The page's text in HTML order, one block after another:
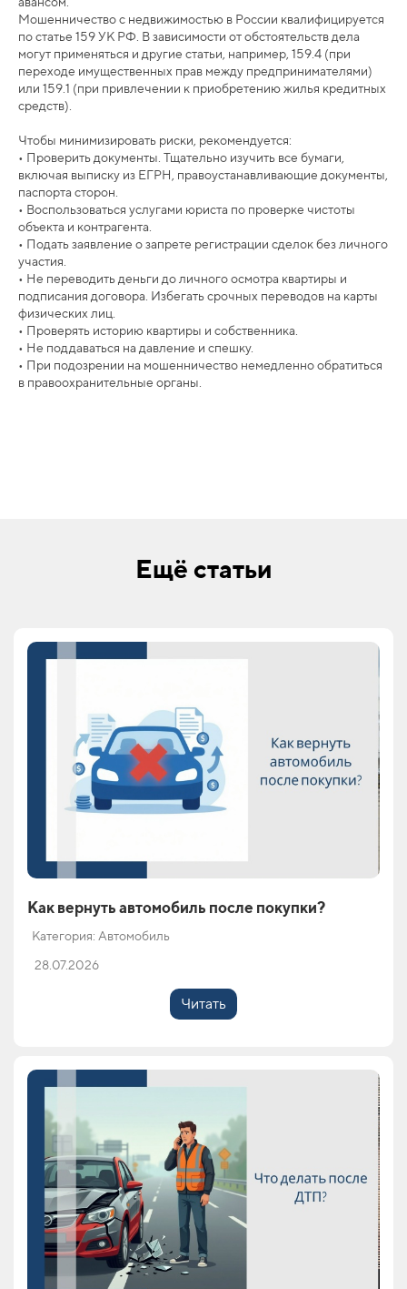
Мошенничество с недвижимостью в России квалифицируется
по статье 159 УК РФ. В зависимости от обстоятельств дела
могут применяться и другие статьи, например, 159.4 (при
переходе имущественных прав между предпринимателями)
или 159.1 (при привлечении к приобретению жилья кредитных
средств).
Чтобы минимизировать риски, рекомендуется:
• Проверить документы. Тщательно изучить все бумаги,
включая выписку из ЕГРН, правоустанавливающие документы,
паспорта сторон.
• Воспользоваться услугами юриста по проверке чистоты
объекта и контрагента.
• Подать заявление о запрете регистрации сделок без личного
участия.
• Не переводить деньги до личного осмотра квартиры и
подписания договора. Избегать срочных переводов на карты
физических лиц.
• Проверять историю квартиры и собственника.
• Не поддаваться на давление и спешку.
• При подозрении на мошенничество немедленно обратиться
в правоохранительные органы.
Ещё статьи
Как вернуть автомобиль после покупки?
Категория: Автомобиль
28.07.2026
Читать